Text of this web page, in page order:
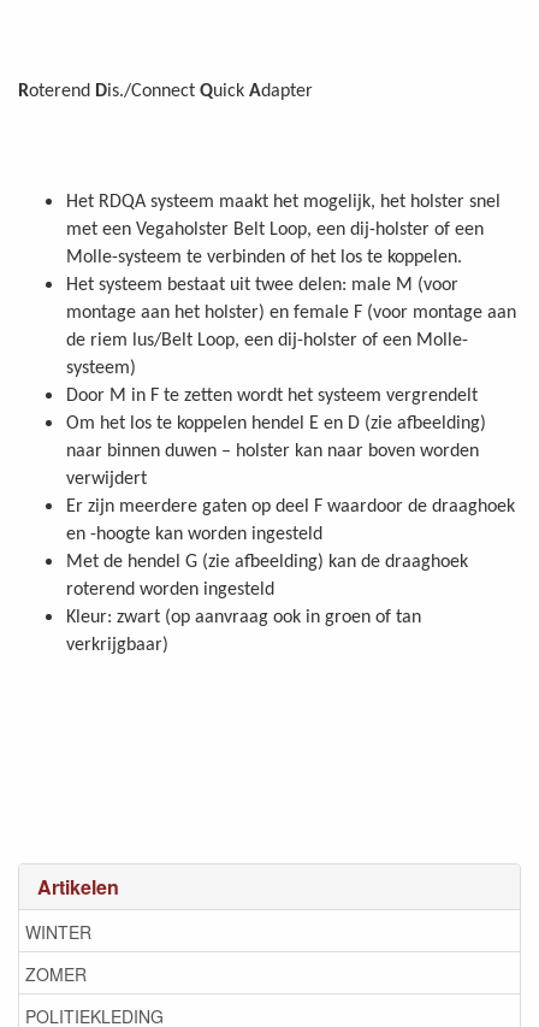
Artikelen
WINTER
ZOMER
POLITIEKLEDING
Roterend Dis./Connect Quick Adapter
Het RDQA systeem maakt het mogelijk, het holster snel
met een Vegaholster Belt Loop, een dij-holster of een
Molle-systeem te verbinden of het los te koppelen.
Het systeem bestaat uit twee delen: male M (voor
montage aan het holster) en female F (voor montage aan
de riem lus/Belt Loop, een dij-holster of een Molle-
systeem)
Door M in F te zetten wordt het systeem vergrendelt
Om het los te koppelen hendel E en D (zie afbeelding)
naar binnen duwen – holster kan naar boven worden
verwijdert
Er zijn meerdere gaten op deel F waardoor de draaghoek
en -hoogte kan worden ingesteld
Met de hendel G (zie afbeelding) kan de draaghoek
roterend worden ingesteld
Kleur: zwart (op aanvraag ook in groen of tan
verkrijgbaar)